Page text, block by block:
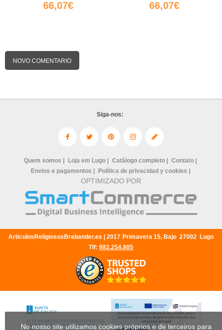
66,07€ 66,07€
NOVO COMENTARIO
No nosso site utilizamos cookies próprios e de terceiros para
Siga-nos:
Quem somos | Loja em Lugo | Catálogo completo |
Contato |
Envios e pagamentos |
Política de privacidad y cookies |
OPTIMIZADO POR
ArticulosReligiososBrabander.es | 2017 Primavera 15, Bajo, 27002, Lugo
Tlf: 982.254.805